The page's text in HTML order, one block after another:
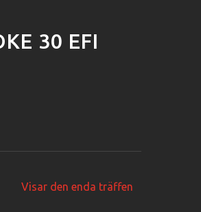
30 EFI
Visar den enda träffen